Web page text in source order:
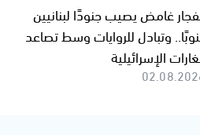
غامض يصيب جنودًا لبنانيين
وتبادل للروايات وسط تصاعد
الإسرائيلية